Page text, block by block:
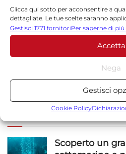
Clicca qui sotto per acconsentire a
dettagliate. Le tue scelte saranno
sito. È possibile modificare le
compreso il ritiro del consenso,
Policy o cliccando sul pulsante di
inferiore dello schermo.
Statistiche
Archiviare informazioni su
prestazioni degli annunci, Misurare
combinazione di dati provenienti da
Gestisci 1771 fornitoriPer saperne di
Accetta
Nega
Gestisci
Cookie Policy
Sito web
Scoperto un